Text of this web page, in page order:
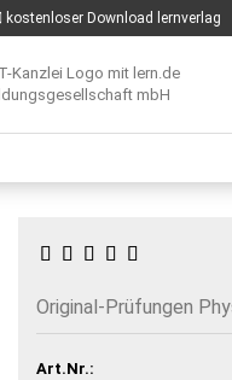
kostenloser Download lernverlag
Original-Prüfungen
Art.Nr.: